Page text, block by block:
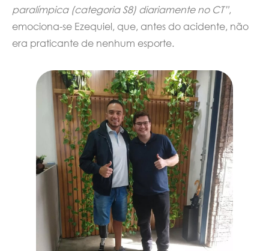
paralímpica (categoria S8) diariamente no CT”,
emociona-se Ezequiel, que, antes do acidente, não
era praticante de nenhum esporte.